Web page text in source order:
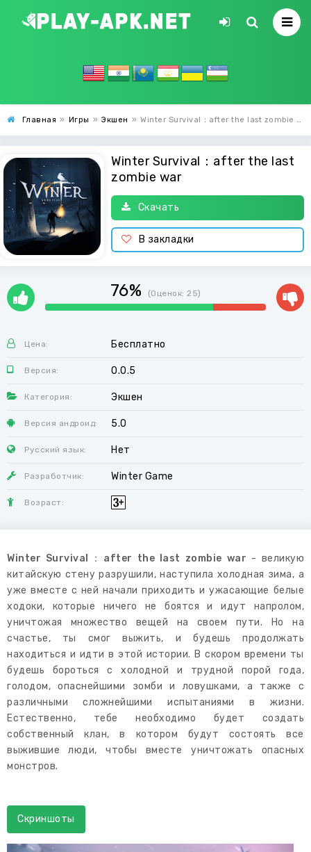
Главная » Игры » Экшен » Winter Survival：after the last zombie war
Winter Survival：after the last
zombie war
Скачать
В закладки
76% (Оценок: 25)
Цена: Бесплатно
Версия: 0.0.5
Категория: Экшен
Версия андроид: 5.0
Русский язык: Нет
Разработчик: Winter Game
Возраст:
Winter Survival：after the last zombie war - великую
китайскую стену разрушили, наступила холодная зима, а
уже вместе с ней начали приходить и ужасающие белые
ходоки, которые ничего не боятся и идут напролом,
уничтожая множество вещей на своем пути. Но на
счастье, ты смог выжить, и будешь продолжать
находиться и идти в этой истории. В скором времени ты
будешь бороться с холодной и трудной порой года,
голодом, опаснейшими зомби и ловушками, а также с
различными сложнейшими испытаниями в жизни.
Естественно, тебе необходимо будет создать
собственный клан, в котором будут состоять все
выжившие люди, чтобы вместе уничтожать опасных
монстров.
Скриншоты